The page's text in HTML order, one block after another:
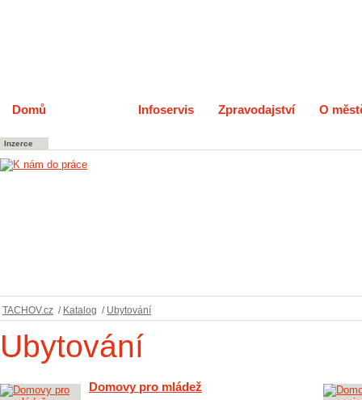
Domů Infoservis Zpravodajství O
Inzerce
TACHOV.cz / Katalog / Ubytování
Ubytování
Domovy pro mládež